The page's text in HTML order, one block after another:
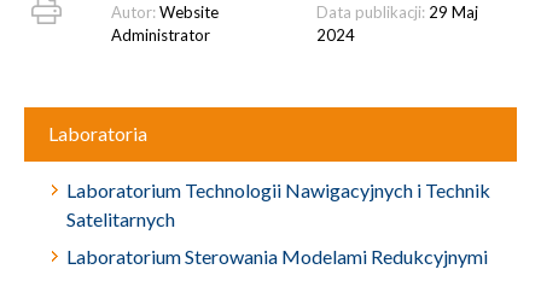
Laboratoria
Laboratorium Technologii Nawigacyjnych i Technik
Satelitarnych
Laboratorium Sterowania Modelami Redukcyjnymi
Autor:Website
Administrator
Data publikacji: 29 Maj
2024